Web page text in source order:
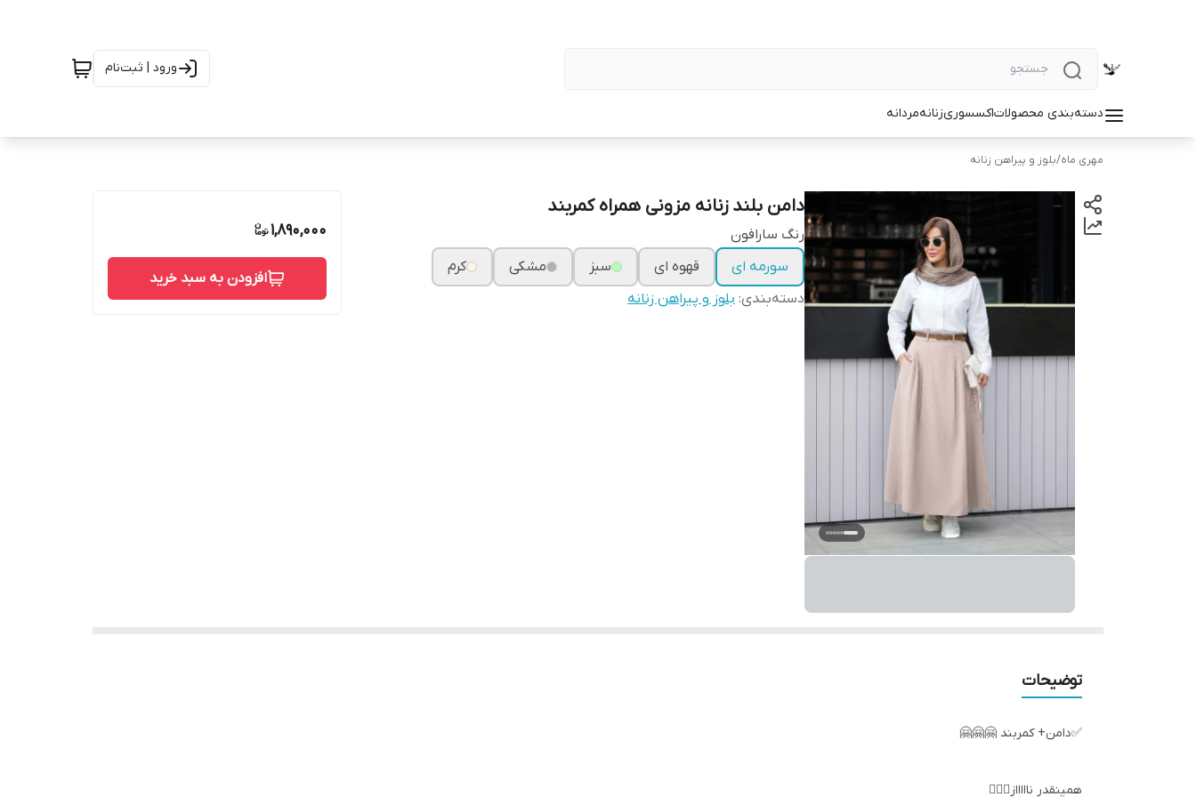
ورود | ثبت‌نام
دسته‌بندی محصولاتاکسسوریزنانهمردانه
مهری ماه/بلوز و پیراهن زنانه
دامن بلند زنانه مزونی همراه کمربند
رنگ سارافون
سورمه ای
قهوه ای سبز مشکی
کرم
دسته‌بندی: بلوز و پیراهن زنانه
1,890,000
افزودن به سبد خرید
توضیحات
✅دامن+ کمربند 🤗🤗🤗
همینقدر ناااااز💁🏻‍♀️